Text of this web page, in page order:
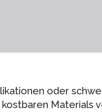
oder
Materials